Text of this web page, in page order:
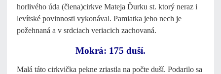
horlivého úda (člena)cirkve Mateja Ďurku st. ktorý neraz i
levítské povinnosti vykonával. Pamiatka jeho nech je
požehnaná a v srdciach veriacich zachovaná.
Mokrá: 175 duší.
Malá táto cirkvička pekne zriastla na počte duší. Podarilo sa